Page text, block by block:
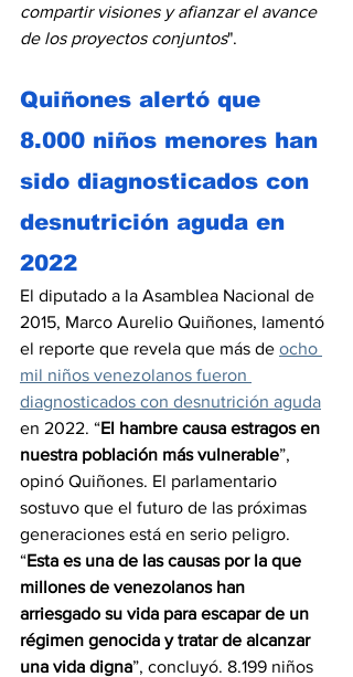
compartir visiones y afianzar el avance
de los proyectos conjuntos".
Quiñones alertó que
8.000 niños menores han
sido diagnosticados con
desnutrición aguda en
2022
El diputado a la Asamblea Nacional de
2015, Marco Aurelio Quiñones, lamentó
el reporte que revela que más de ocho
mil niños venezolanos fueron
diagnosticados con desnutrición aguda
en 2022. “El hambre causa estragos en
nuestra población más vulnerable”,
opinó Quiñones. El parlamentario
sostuvo que el futuro de las próximas
generaciones está en serio peligro.
“Esta es una de las causas por la que
millones de venezolanos han
arriesgado su vida para escapar de un
régimen genocida y tratar de alcanzar
una vida digna”, concluyó. 8.199 niños